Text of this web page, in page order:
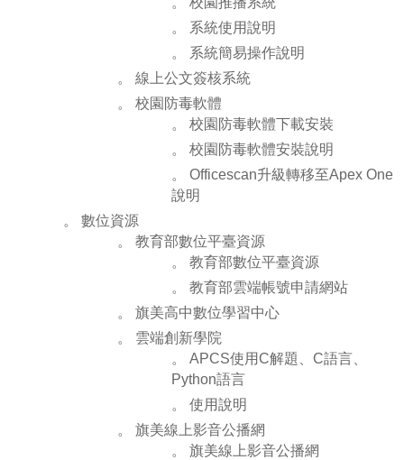
。 系統使用說明
。 系統簡易操作說明
。 線上公文簽核系統
。 校園防毒軟體
。 校園防毒軟體下載安裝
。 校園防毒軟體安裝說明
。 Officescan升級轉移至Apex One
說明
。 數位資源
。 教育部數位平臺資源
。 教育部數位平臺資源
。 教育部雲端帳號申請網站
。 旗美高中數位學習中心
。 雲端創新學院
。 APCS使用C解題、C語言、
Python語言
。 使用說明
。 旗美線上影音公播網
。 旗美線上影音公播網